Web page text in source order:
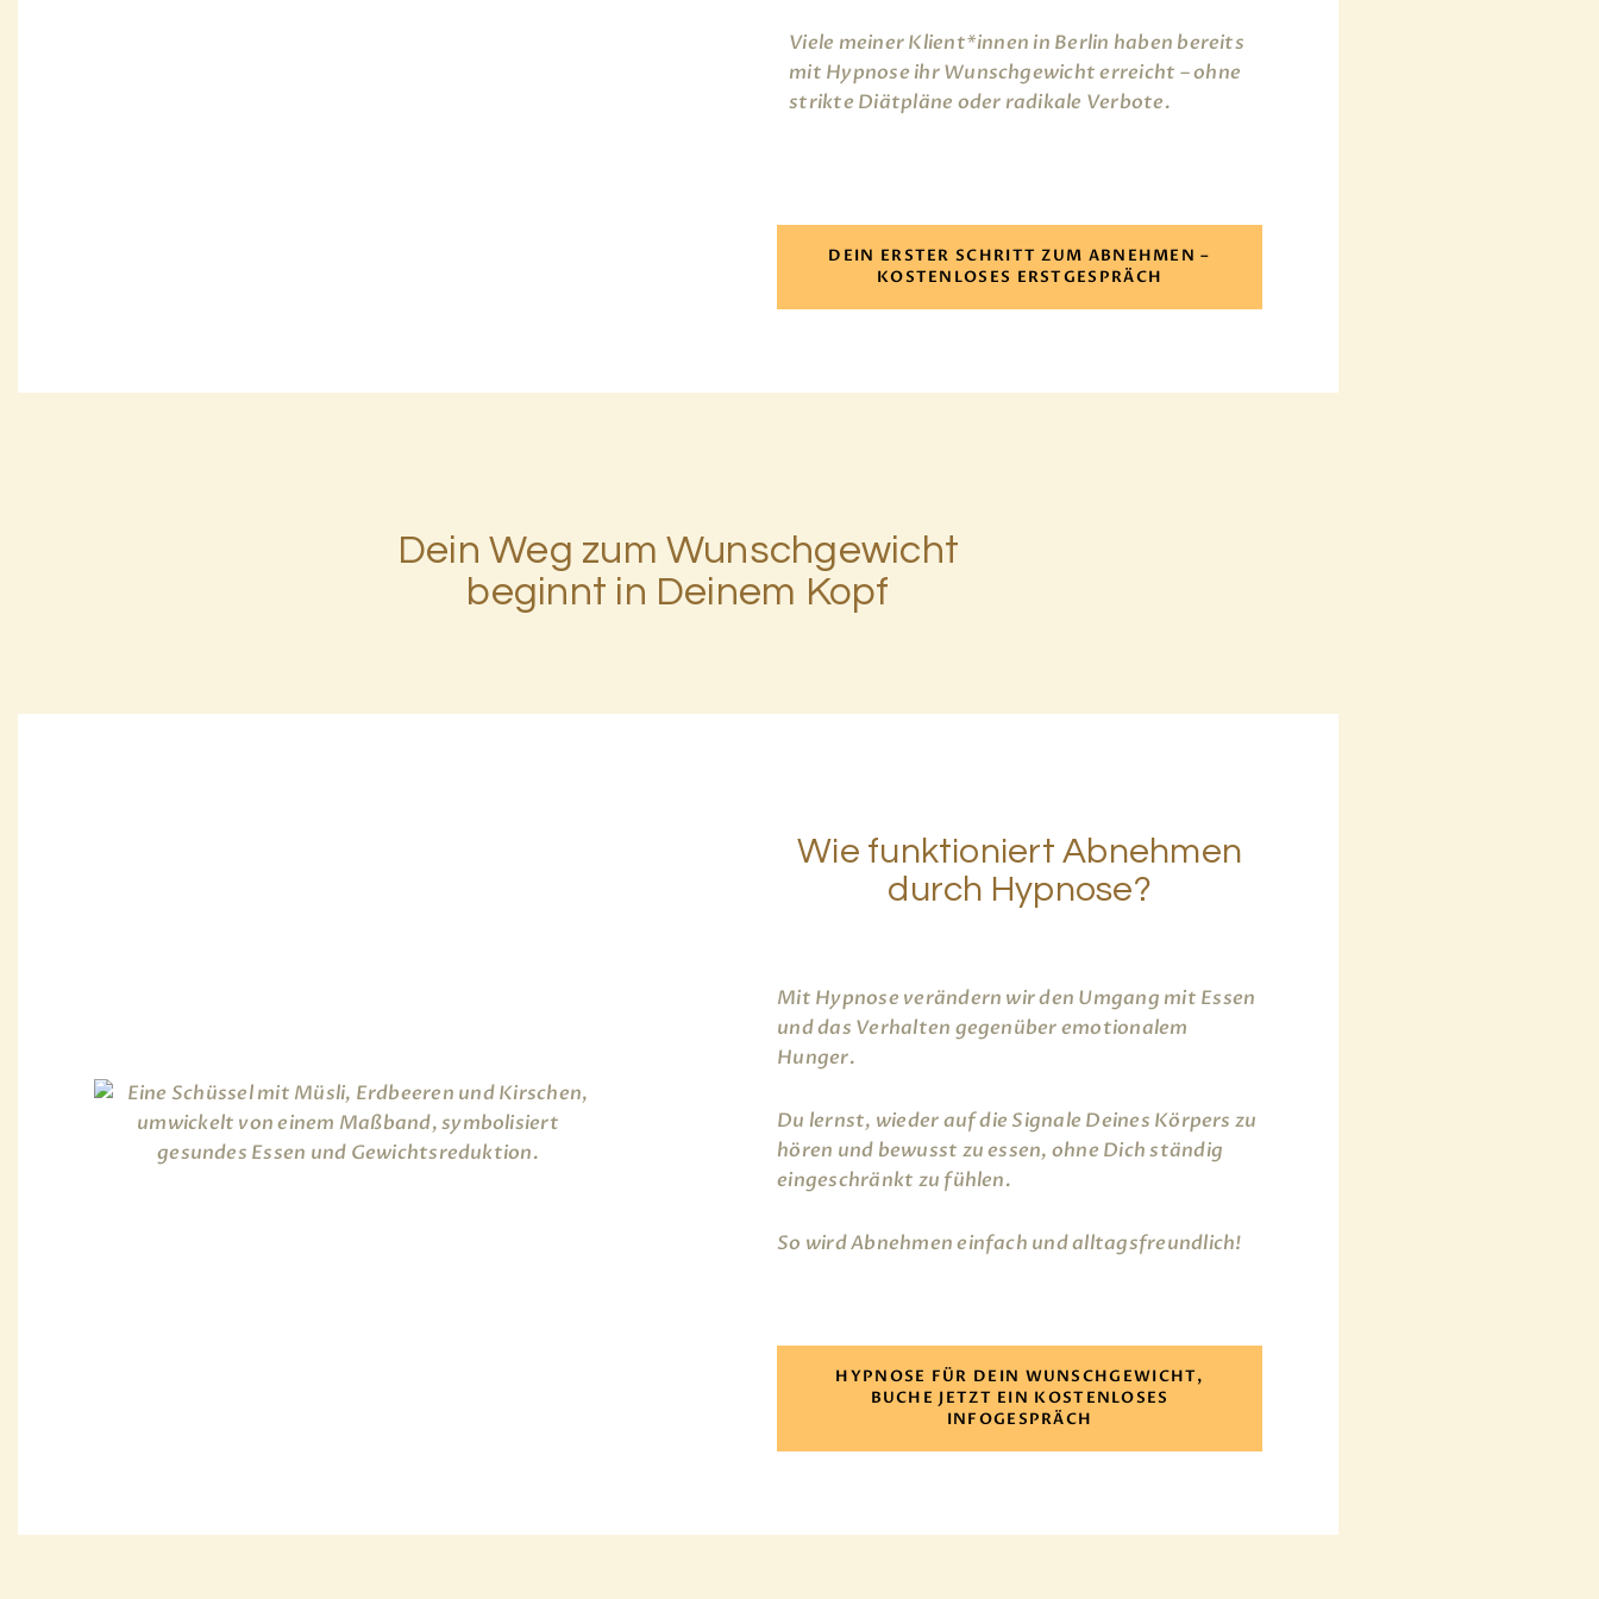
Viele meiner Klient*innen in Berlin haben bereits
mit Hypnose ihr Wunschgewicht erreicht – ohne
strikte Diätpläne oder radikale Verbote.
DEIN ERSTER SCHRITT ZUM ABNEHMEN –
KOSTENLOSES ERSTGESPRÄCH
Dein Weg zum Wunschgewicht
beginnt in Deinem Kopf
Wie funktioniert Abnehmen
durch Hypnose?
Mit Hypnose verändern wir den Umgang mit Essen
und das Verhalten gegenüber emotionalem
Hunger.
Du lernst, wieder auf die Signale Deines Körpers zu
hören und bewusst zu essen, ohne Dich ständig
eingeschränkt zu fühlen.
So wird Abnehmen einfach und alltagsfreundlich!
HYPNOSE FÜR DEIN WUNSCHGEWICHT,
BUCHE JETZT EIN KOSTENLOSES
INFOGESPRÄCH